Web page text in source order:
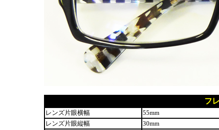
フ
レンズ片眼横幅
55mm
レンズ片眼縦幅
30mm